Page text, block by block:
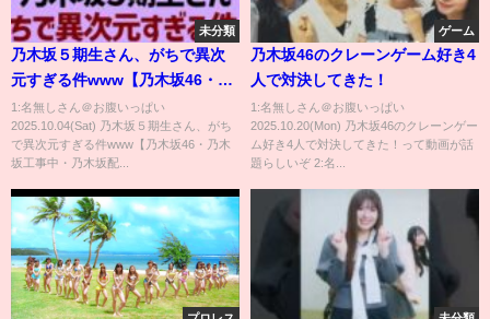
未分類
乃木坂５期生さん、がちで異次
元すぎる件www【乃木坂46・乃
木坂工事中・乃木坂配信中】
1:名無しさん＠お腹いっぱい
2025.10.04(Sat) 乃木坂５期生さん、がち
で異次元すぎる件www【乃木坂46・乃木
坂工事中・乃木坂配...
ゲーム
乃木坂46のクレーンゲーム好き4
人で対決してきた！
1:名無しさん＠お腹いっぱい
2025.10.20(Mon) 乃木坂46のクレーンゲー
ム好き4人で対決してきた！って動画が話
題らしいぞ 2:名...